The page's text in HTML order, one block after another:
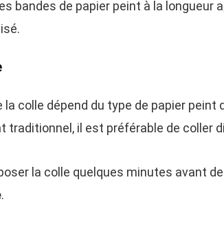
bandes de papier peint à la
la colle dépend du type de papier peint
traditionnel, il est préférable de coller
la colle quelques minutes avant
.